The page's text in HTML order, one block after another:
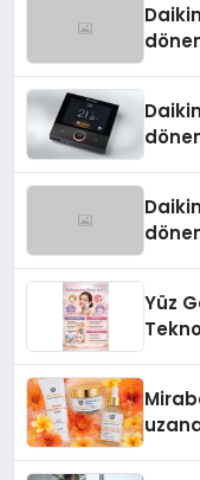
Yüz